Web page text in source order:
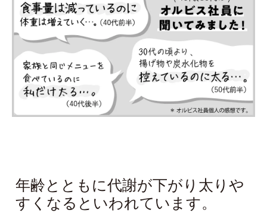
年齢とともに代謝が下がり太りや
すくなるといわれています。